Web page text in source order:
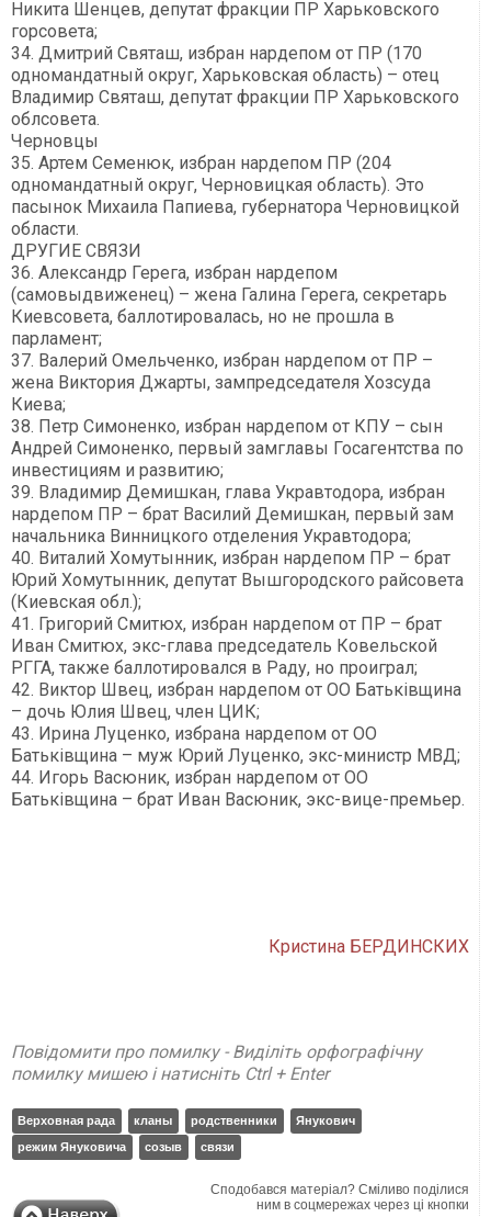
Никита Шенцев, депутат фракции ПР Харьковского
горсовета;
34. Дмитрий Святаш, избран нардепом от ПР (170
одномандатный округ, Харьковская область) – отец
Владимир Святаш, депутат фракции ПР Харьковского
облсовета.
Черновцы
35. Артем Семенюк, избран нардепом ПР (204
одномандатный округ, Черновицкая область). Это
пасынок Михаила Папиева, губернатора Черновицкой
области.
ДРУГИЕ СВЯЗИ
36. Александр Герега, избран нардепом
(самовыдвиженец) – жена Галина Герега, секретарь
Киевсовета, баллотировалась, но не прошла в
парламент;
37. Валерий Омельченко, избран нардепом от ПР –
жена Виктория Джарты, зампредседателя Хозсуда
Киева;
38. Петр Симоненко, избран нардепом от КПУ – сын
Андрей Симоненко, первый замглавы Госагентства по
инвестициям и развитию;
39. Владимир Демишкан, глава Укравтодора, избран
нардепом ПР – брат Василий Демишкан, первый зам
начальника Винницкого отделения Укравтодора;
40. Виталий Хомутынник, избран нардепом ПР – брат
Юрий Хомутынник, депутат Вышгородского райсовета
(Киевская обл.);
41. Григорий Смитюх, избран нардепом от ПР – брат
Иван Смитюх, экс-глава председатель Ковельской
РГГА, также баллотировался в Раду, но проиграл;
42. Виктор Швец, избран нардепом от ОО Батьківщина
– дочь Юлия Швец, член ЦИК;
43. Ирина Луценко, избрана нардепом от ОО
Батьківщина – муж Юрий Луценко, экс-министр МВД;
44. Игорь Васюник, избран нардепом от ОО
Батьківщина – брат Иван Васюник, экс-вице-премьер.
Кристина БЕРДИНСКИХ
Повідомити про помилку - Виділіть орфографічну
помилку мишею і натисніть Ctrl + Enter
Верховная рада кланы родственники
Янукович
режим Януковича
созыв связи
Сподобався матеріал? Сміливо поділися
ним в соцмережах через ці кнопки